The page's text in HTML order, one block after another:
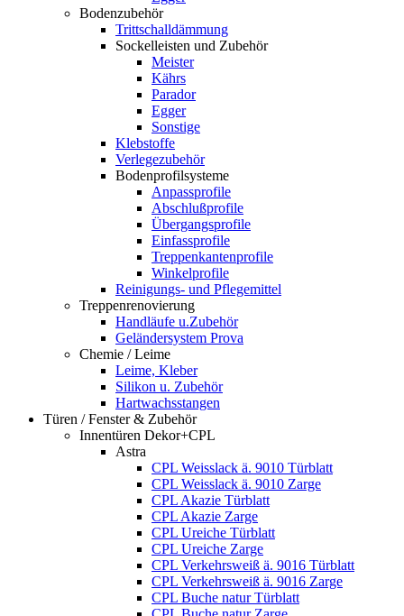
Bodenzubehör
Trittschalldämmung
Sockelleisten und Zubehör
Meister
Kährs
Parador
Egger
Sonstige
Klebstoffe
Verlegezubehör
Bodenprofilsysteme
Anpassprofile
Abschlußprofile
Übergangsprofile
Einfassprofile
Treppenkantenprofile
Winkelprofile
Reinigungs- und Pflegemittel
Treppenrenovierung
Handläufe u.Zubehör
Geländersystem Prova
Chemie / Leime
Leime, Kleber
Silikon u. Zubehör
Hartwachsstangen
Türen / Fenster & Zubehör
Innentüren Dekor+CPL
Astra
CPL Weisslack ä. 9010 Türblatt
CPL Weisslack ä. 9010 Zarge
CPL Akazie Türblatt
CPL Akazie Zarge
CPL Ureiche Türblatt
CPL Ureiche Zarge
CPL Verkehrsweiß ä. 9016 Türblatt
CPL Verkehrsweiß ä. 9016 Zarge
CPL Buche natur Türblatt